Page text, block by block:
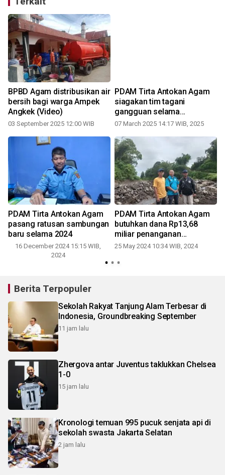
BPBD Agam distribusikan air
bersih bagi warga Ampek
Angkek (Video)
03 September 2025 12:00 WIB
PDAM Tirta Antokan Agam
siagakan tim tagani
gangguan selama
Ramadhan
07 March 2025 14:17 WIB, 2025
PDAM Tirta Antokan Agam
pasang ratusan sambungan
baru selama 2024
16 December 2024 15:15 WIB,
2024
PDAM Tirta Antokan Agam
butuhkan dana Rp13,68
miliar penanganan
pascabencana
25 May 2024 10:34 WIB, 2024
Berita Terpopuler
Sekolah Rakyat Tanjung Alam Terbesar di
Indonesia, Groundbreaking September
11 jam lalu
Zhergova antar Juventus taklukkan Chelsea
1-0
15 jam lalu
Kronologi temuan 995 pucuk senjata api di
sekolah swasta Jakarta Selatan
2 jam lalu